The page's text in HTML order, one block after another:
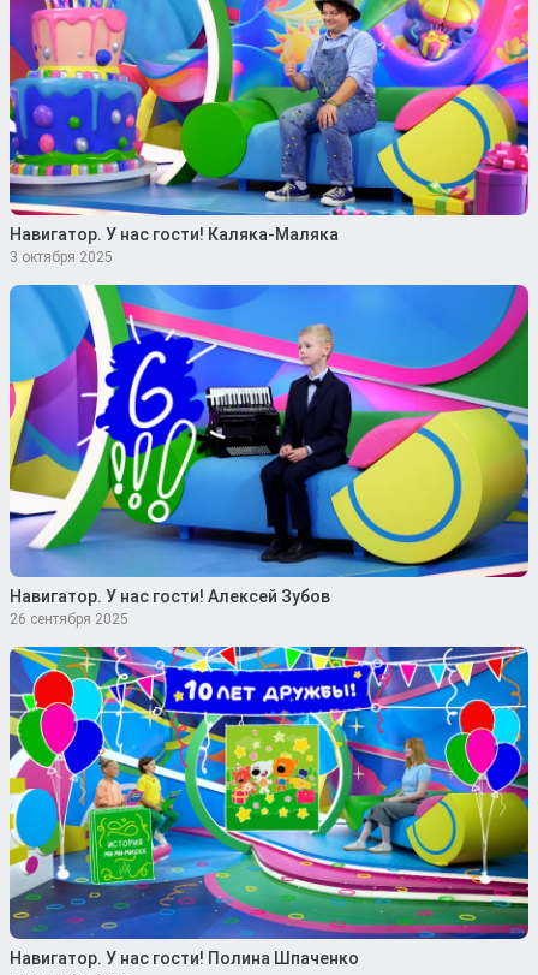
Навигатор. У нас гости! Каляка-Маляка
3 октября 2025
Навигатор. У нас гости! Алексей Зубов
26 сентября 2025
Навигатор. У нас гости! Полина Шпаченко